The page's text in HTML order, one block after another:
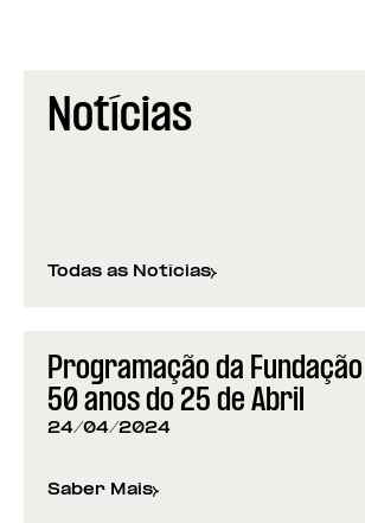
Notícias
Todas as Notícias
Programação da
50 anos do 25 de Abril
24/04/2024
Saber Mais
sobre Programação da